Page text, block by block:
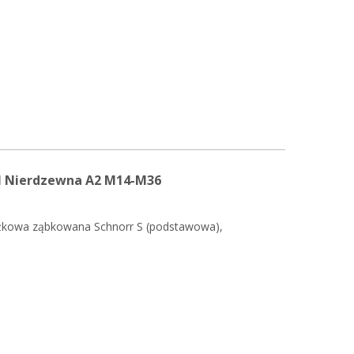
Nierdzewna A2 M14-M36
ząbkowana Schnorr S (podstawowa),